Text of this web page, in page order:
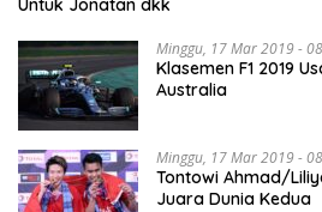
Untuk Jonatan dkk
Minggu, 17 Mar 2019 -
Klasemen F1 2019
Australia
Minggu, 17 Mar 2019 -
Tontowi Ahmad/
Juara Dunia Kedua